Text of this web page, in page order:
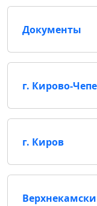
Документы
г. Кирово-
г. Киров